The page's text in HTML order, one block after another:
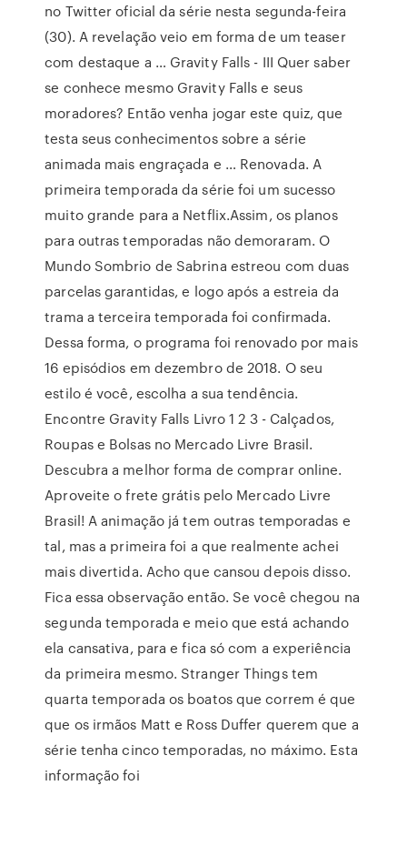
no Twitter oficial da série nesta segunda-feira
(30). A revelação veio em forma de um teaser
com destaque a … Gravity Falls - III Quer saber
se conhece mesmo Gravity Falls e seus
moradores? Então venha jogar este quiz, que
testa seus conhecimentos sobre a série
animada mais engraçada e … Renovada. A
primeira temporada da série foi um sucesso
muito grande para a Netflix.Assim, os planos
para outras temporadas não demoraram. O
Mundo Sombrio de Sabrina estreou com duas
parcelas garantidas, e logo após a estreia da
trama a terceira temporada foi confirmada.
Dessa forma, o programa foi renovado por mais
16 episódios em dezembro de 2018. O seu
estilo é você, escolha a sua tendência.
Encontre Gravity Falls Livro 1 2 3 - Calçados,
Roupas e Bolsas no Mercado Livre Brasil.
Descubra a melhor forma de comprar online.
Aproveite o frete grátis pelo Mercado Livre
Brasil! A animação já tem outras temporadas e
tal, mas a primeira foi a que realmente achei
mais divertida. Acho que cansou depois disso.
Fica essa observação então. Se você chegou na
segunda temporada e meio que está achando
ela cansativa, para e fica só com a experiência
da primeira mesmo. Stranger Things tem
quarta temporada os boatos que correm é que
que os irmãos Matt e Ross Duffer querem que a
série tenha cinco temporadas, no máximo. Esta
informação foi